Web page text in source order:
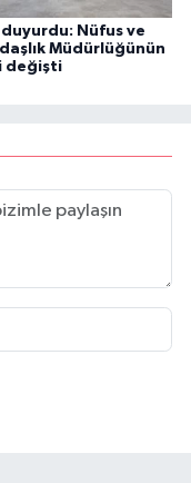
Nüfus ve
Müdürlüğünün
değişti